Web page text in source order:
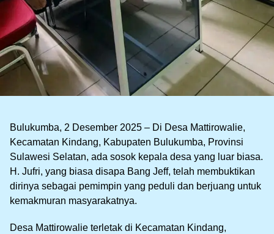
Bulukumba, 2 Desember 2025 – Di Desa Mattirowalie,
Kecamatan Kindang, Kabupaten Bulukumba, Provinsi
Sulawesi Selatan, ada sosok kepala desa yang luar biasa.
H. Jufri, yang biasa disapa Bang Jeff, telah membuktikan
dirinya sebagai pemimpin yang peduli dan berjuang untuk
kemakmuran masyarakatnya.
Desa Mattirowalie terletak di Kecamatan Kindang,